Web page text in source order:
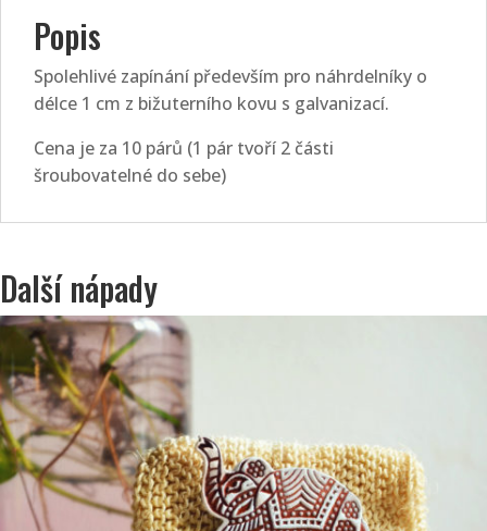
Popis
Spolehlivé zapínání především pro náhrdelníky o
délce 1 cm z bižuterního kovu s galvanizací.
Cena je za 10 párů (1 pár tvoří 2 části
šroubovatelné do sebe)
Další nápady